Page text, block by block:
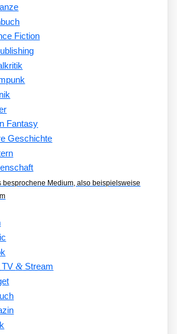
Fiction
Fantasy
Geschichte
besprochene Medium, also beispielsweise
TV&Stream